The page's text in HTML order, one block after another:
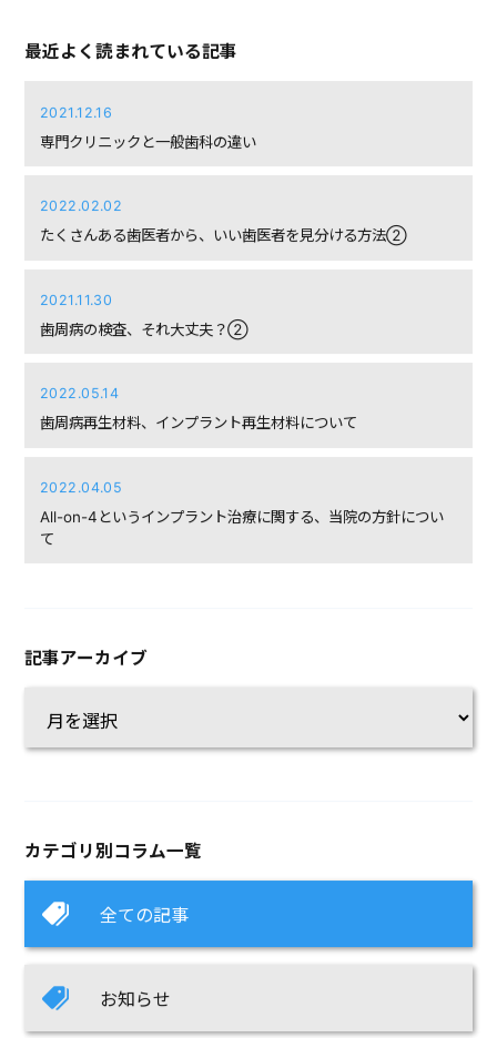
最近よく読まれている記事
2021.12.16
専門クリニックと一般歯科の違い
2022.02.02
たくさんある歯医者から、いい歯医者を見分ける方法②
2021.11.30
歯周病の検査、それ大丈夫？②
2022.05.14
歯周病再生材料、インプラント再生材料について
2022.04.05
All-on-4というインプラント治療に関する、当院の方針につい
て
記事アーカイブ
カテゴリ別コラム一覧
全ての記事
お知らせ